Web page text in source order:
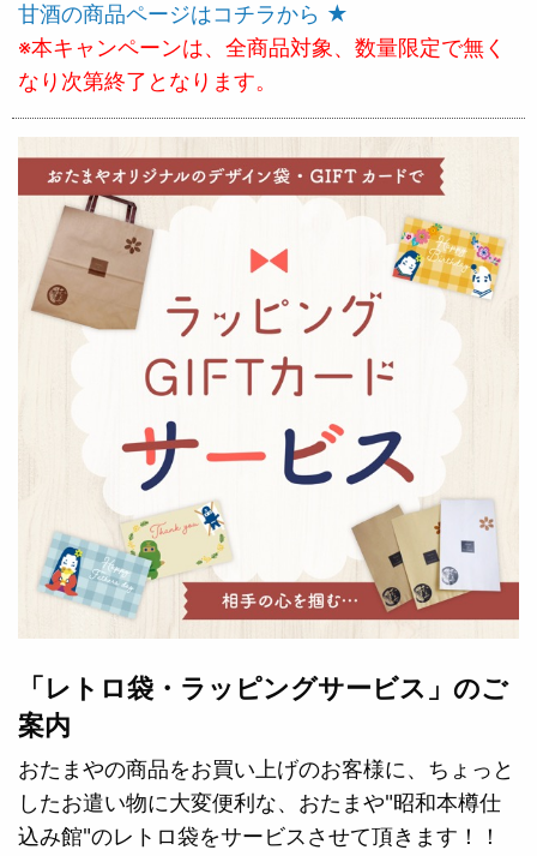
甘酒の商品ページはコチラから ★
※本キャンペーンは、全商品対象、数量限定で無く
なり次第終了となります。
「レトロ袋・ラッピングサービス」のご
案内
おたまやの商品をお買い上げのお客様に、ちょっと
したお遣い物に大変便利な、おたまや"昭和本樽仕
込み館"のレトロ袋をサービスさせて頂きます！！